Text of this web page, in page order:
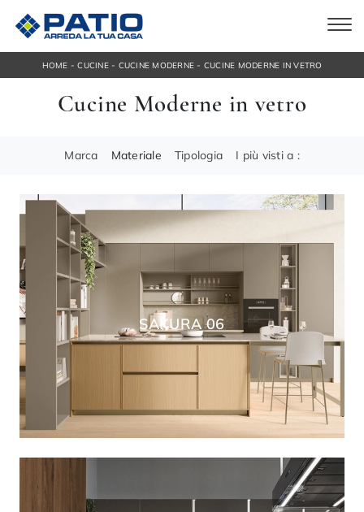
HOME -CUCINE- CUCINE MODERNE - CUCINE MODERNE IN VETRO
Cucine Moderne in vetro
Marca Materiale Tipologia I più visti a :
SAKURA 06